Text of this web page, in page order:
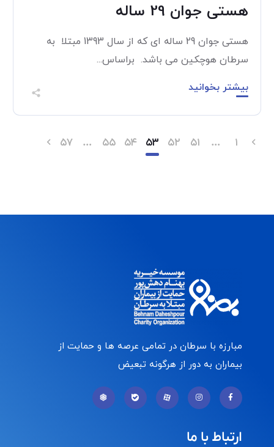
هستی جوان 29 ساله
هستی جوان 29 ساله ای که از سال 1393 مبتلا به
سرطان هوچکین می باشد. براساس...
بیشتر بخوانید
۱ … ۵۱ ۵۲ ۵۳ ۵۴ ۵۵ … ۵۷
مبارزه با سرطان در تمامی عرصه ها و حمایت از
بیماران به دور از هرگونه تبعیض
ارتباط با ما